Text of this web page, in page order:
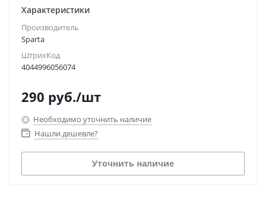
Характеристики
Производитель
Sparta
ШтрихКод
4044996056074
290 руб./шт
Необходимо уточнить наличие
Нашли дешевле?
Уточнить наличие